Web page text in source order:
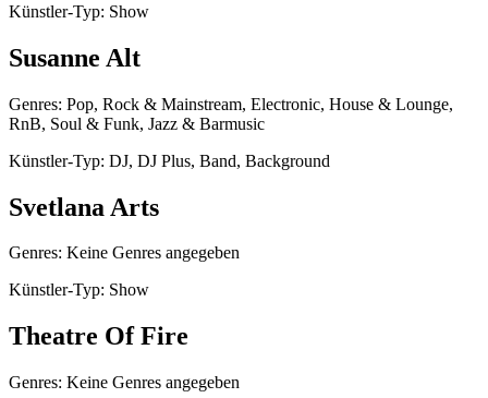
Künstler-Typ: Show
Susanne Alt
Genres: Pop, Rock & Mainstream, Electronic, House & Lounge,
RnB, Soul & Funk, Jazz & Barmusic
Künstler-Typ: DJ, DJ Plus, Band, Background
Svetlana Arts
Genres: Keine Genres angegeben
Künstler-Typ: Show
Theatre Of Fire
Genres: Keine Genres angegeben